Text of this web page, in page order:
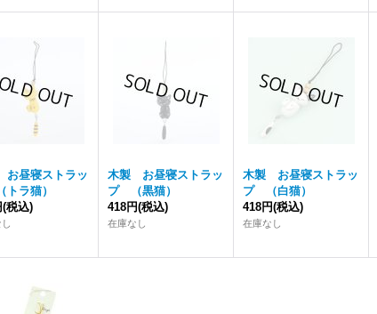
昼寝ストラッ
ラ猫）
(税込)
木製 お昼寝ストラッ
プ （黒猫）
418円(税込)
在庫なし
木製 お昼寝ストラッ
プ （白猫）
418円(税込)
在庫なし